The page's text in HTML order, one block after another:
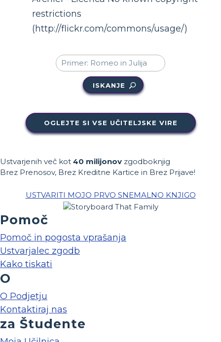
restrictions
(http://flickr.com/commons/usage/)
ISKANJE
OGLEJTE SI VSE UČITELJSKE VIRE
Ustvarjenih več kot 40 milijonov zgodboknjig
Brez Prenosov, Brez Kreditne Kartice in Brez Prijave!
USTVARITI MOJO PRVO SNEMALNO KNJIGO
Pomoč
Pomoč in pogosta vprašanja
Ustvarjalec zgodb
Kako tiskati
O
O Podjetju
Kontaktiraj nas
za Študente